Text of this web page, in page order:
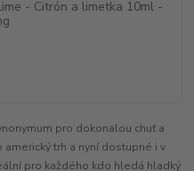
pro dokonalou chuť a
trh a nyní dostupné i v
pro každého kdo hledá hladký